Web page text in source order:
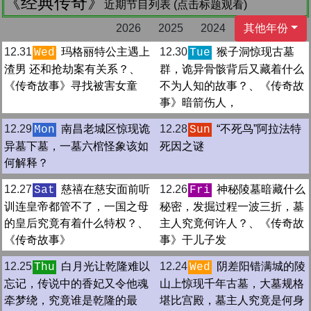
近期节目列表 (点击标题观看)
2026
2025 2024
其他年份
12.31 Wed 玛格丽特公主遇上
渣男 还和抢劫案有关系？、
《传奇故事》寻找被害女童
12.30Tue 猴子洞惊现古墓
群，诡异骨骸背后又藏着什么
不为人知的故事？、《传奇故
事》暗箭伤人，
12.29 Mon 南昌老城区惊现诡
异墓下墓，一墓六棺怪象该如
何解释？
12.28Sun “不死鸟”阿拉法特
死因之谜
12.27 Sat
慈禧在慈安面前听
训连皇帝都管不了，一国之母
的皇后究竟有着什么特权？、
《传奇故事》
12.26 Fri 神秘陵墓暗藏什么
秘密，发掘过程一波三折，墓
主人究竟何许人？、《传奇故
事》干儿子发
12.25Thu
白月光让乾隆难以
忘记，传说中的香妃又令他魂
牵梦绕，究竟谁是乾隆的最
12.24Wed
阴差阳错满城的陵
山上惊现千年古墓，大墓规格
堪比宫殿，墓主人究竟是何身